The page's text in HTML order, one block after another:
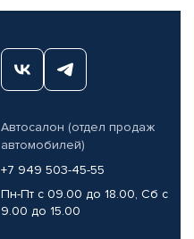
Автосалон (отдел продаж
автомобилей)
+7 949 503-45-55
Пн-Пт с 09.00 до 18.00, Сб с
9.00 до 15.00